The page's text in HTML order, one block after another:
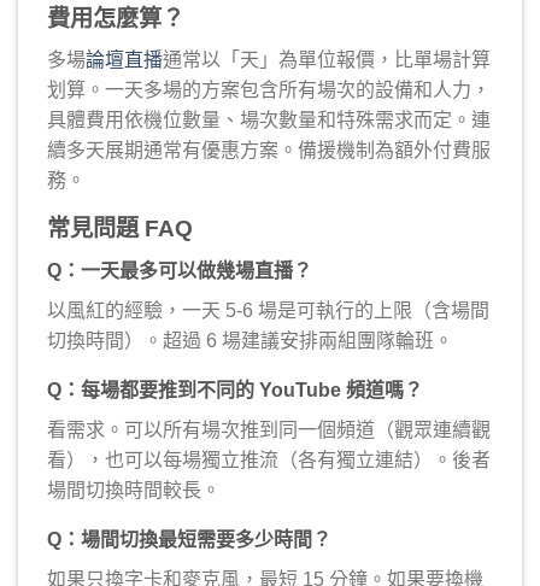
費用怎麼算？
多場論壇直播通常以「天」為單位報價，比單場計算
划算。一天多場的方案包含所有場次的設備和人力，
具體費用依機位數量、場次數量和特殊需求而定。連
續多天展期通常有優惠方案。備援機制為額外付費服
務。
常見問題 FAQ
Q：一天最多可以做幾場直播？
以風紅的經驗，一天 5-6 場是可執行的上限（含場間
切換時間）。超過 6 場建議安排兩組團隊輪班。
Q：每場都要推到不同的 YouTube 頻道嗎？
看需求。可以所有場次推到同一個頻道（觀眾連續觀
看），也可以每場獨立推流（各有獨立連結）。後者
場間切換時間較長。
Q：場間切換最短需要多少時間？
如果只換字卡和麥克風，最短 15 分鐘。如果要換機